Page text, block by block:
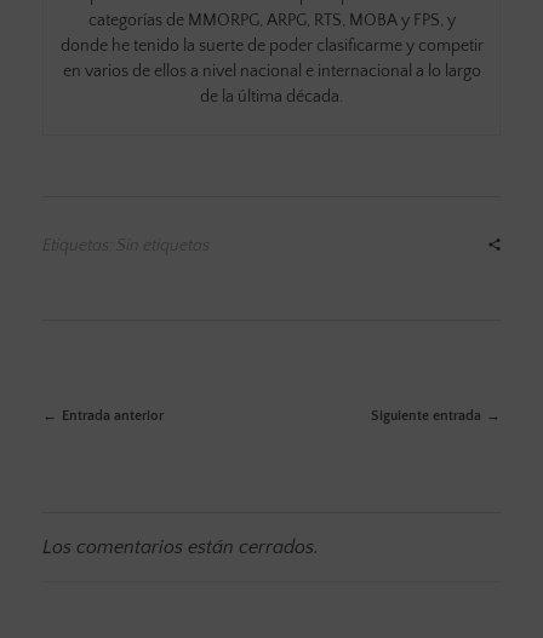
categorías de MMORPG, ARPG, RTS, MOBA y FPS, y
donde he tenido la suerte de poder clasificarme y competir
en varios de ellos a nivel nacional e internacional a lo largo
de la última década.
Etiquetas: Sin etiquetas
Entrada anterior Siguiente entrada
Los comentarios están cerrados.